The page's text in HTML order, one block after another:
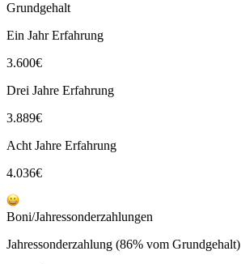
Grundgehalt
Ein Jahr Erfahrung
3.600€
Drei Jahre Erfahrung
3.889€
Acht Jahre Erfahrung
4.036€
Boni/Jahressonderzahlungen
Jahressonderzahlung (86% vom Grundgehalt)